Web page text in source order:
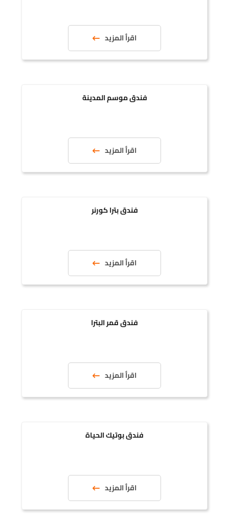
اقرأ المزيد
فندق موسم المدينة
اقرأ المزيد
فندق بترا كورنر
اقرأ المزيد
فندق قمر البترا
اقرأ المزيد
فندق بوتيك الحياة
اقرأ المزيد